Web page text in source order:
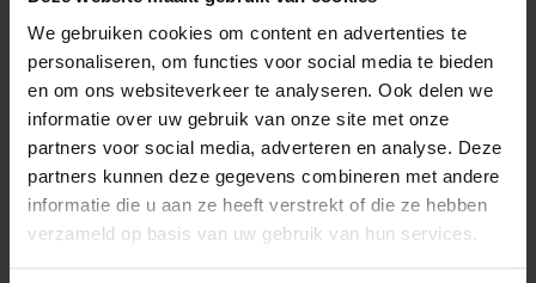
We gebruiken cookies om content en advertenties te
personaliseren, om functies voor social media te bieden
en om ons websiteverkeer te analyseren. Ook delen we
informatie over uw gebruik van onze site met onze
partners voor social media, adverteren en analyse. Deze
partners kunnen deze gegevens combineren met andere
informatie die u aan ze heeft verstrekt of die ze hebben
verzameld op basis van uw gebruik van hun services.
E-mail:*
* Uw e-mailadres wordt niet gepubliceerd.
Opmerking:*